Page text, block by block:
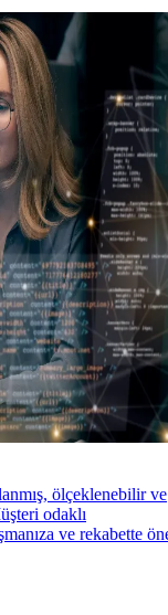
ölçeklenebilir ve
odaklı
ve rekabette